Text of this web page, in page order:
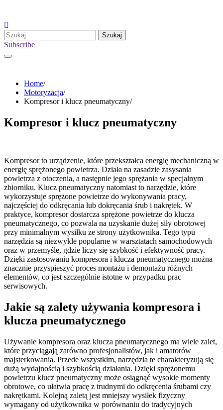
content
Szukaj:
Subscribe
Home
Motoryzacja
Kompresor i klucz pneumatyczny
Kompresor i klucz pneumatyczny
Kompresor to urządzenie, które przekształca energię mechaniczną w
energię sprężonego powietrza. Działa na zasadzie zasysania
powietrza z otoczenia, a następnie jego sprężania w specjalnym
zbiorniku. Klucz pneumatyczny natomiast to narzędzie, które
wykorzystuje sprężone powietrze do wykonywania pracy,
najczęściej do odkręcania lub dokręcania śrub i nakrętek. W
praktyce, kompresor dostarcza sprężone powietrze do klucza
pneumatycznego, co pozwala na uzyskanie dużej siły obrotowej
przy minimalnym wysiłku ze strony użytkownika. Tego typu
narzędzia są niezwykle popularne w warsztatach samochodowych
oraz w przemyśle, gdzie liczy się szybkość i efektywność pracy.
Dzięki zastosowaniu kompresora i klucza pneumatycznego można
znacznie przyspieszyć proces montażu i demontażu różnych
elementów, co jest szczególnie istotne w przypadku prac
serwisowych.
Jakie są zalety używania kompresora i
klucza pneumatycznego
Używanie kompresora oraz klucza pneumatycznego ma wiele zalet,
które przyciągają zarówno profesjonalistów, jak i amatorów
majsterkowania. Przede wszystkim, narzędzia te charakteryzują się
dużą wydajnością i szybkością działania. Dzięki sprężonemu
powietrzu klucz pneumatyczny może osiągnąć wysokie momenty
obrotowe, co ułatwia pracę z trudnymi do odkręcenia śrubami czy
nakrętkami. Kolejną zaletą jest mniejszy wysiłek fizyczny
wymagany od użytkownika w porównaniu do tradycyjnych